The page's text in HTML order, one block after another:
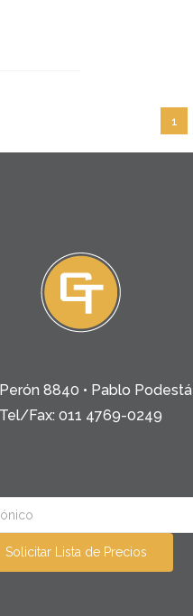
1
8840 • Pablo Podestá
Tel/Fax: 011 4769-0249